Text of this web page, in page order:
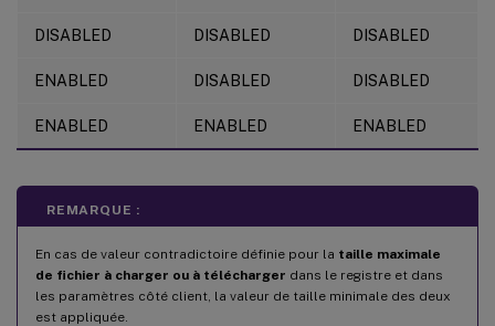
DISABLED DISABLED DISABLED
ENABLED DISABLED DISABLED
ENABLED ENABLED ENABLED
REMARQUE :
En cas de valeur contradictoire définie pour la taille maximale
de fichier à charger ou à télécharger dans le registre et dans
les paramètres côté client, la valeur de taille minimale des deux
est appliquée.